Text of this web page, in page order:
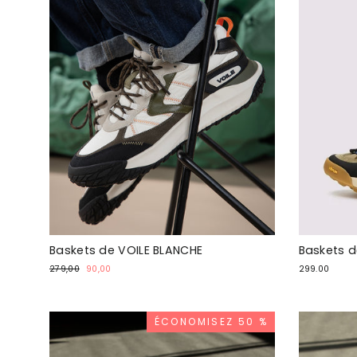
Baskets de VOILE BLANCHE
Prix
279,00
Prix
90,00
Baskets
299.00
ÉCONOMISEZ 50 %